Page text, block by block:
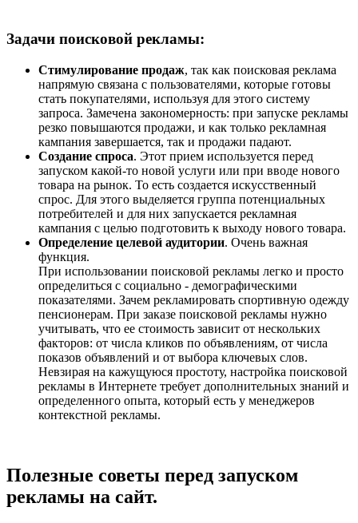
Задачи поисковой рекламы:
Стимулирование продаж, так как поисковая реклама
напрямую связана с пользователями, которые готовы
стать покупателями, используя для этого систему
запроса. Замечена закономерность: при запуске рекламы
резко повышаются продажи, и как только рекламная
кампания завершается, так и продажи падают.
Создание спроса. Этот прием используется перед
запуском какой-то новой услуги или при вводе нового
товара на рынок. То есть создается искусственный
спрос. Для этого выделяется группа потенциальных
потребителей и для них запускается рекламная
кампания с целью подготовить к выходу нового товара.
Определение целевой аудитории. Очень важная
функция.
При использовании поисковой рекламы легко и просто
определиться с социально - демографическими
показателями. Зачем рекламировать спортивную одежду
пенсионерам. При заказе поисковой рекламы нужно
учитывать, что ее стоимость зависит от нескольких
факторов: от числа кликов по объявлениям, от числа
показов объявлений и от выбора ключевых слов.
Невзирая на кажущуюся простоту, настройка поисковой
рекламы в Интернете требует дополнительных знаний и
определенного опыта, который есть у менеджеров
контекстной рекламы.
Полезные советы перед запуском
рекламы на сайт.